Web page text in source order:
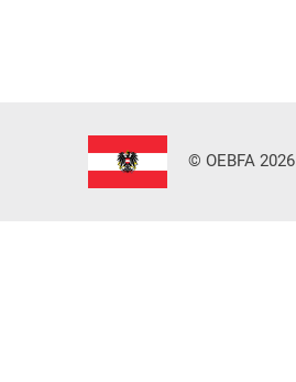
© OEBFA 2026